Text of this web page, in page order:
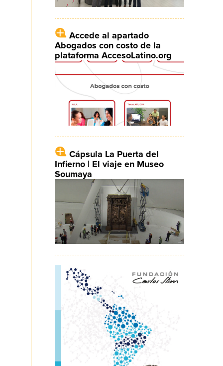
Accede al apartado
Abogados con costo de la
plataforma AccesoLatino.org
Cápsula La Puerta del
Infierno | El viaje en Museo
Soumaya